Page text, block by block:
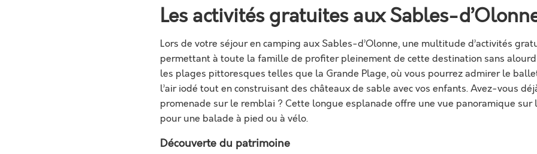
Les activités gratuites aux Sables-
Lors de votre séjour en camping aux Sables-d’Olonne, une multitude d’activités
permettant à toute la famille de profiter pleinement de cette destination sans
les plages pittoresques telles que la Grande Plage, où vous pourrez admirer le
l’air iodé tout en construisant des châteaux de sable avec vos enfants. Avez-vous
promenade sur le remblai ? Cette longue esplanade offre une vue panoramique sur
pour une balade à pied ou à vélo.
Découverte du patrimoine